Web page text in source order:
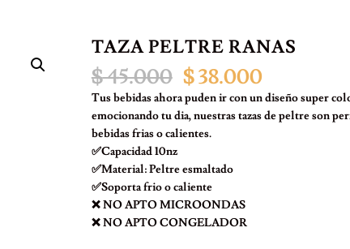
TAZA PELTRE RANAS
$45.000 El
precio
original
era:
$38.000El
precio
actual
es:
Tus bebidas ahora puden ir con un diseño super
emocionando tu dia, nuestras tazas de peltre son
bebidas frias o calientes.
✅Capacidad 10nz
✅Material: Peltre esmaltado
✅Soporta frio o caliente
❌ NO APTO MICROONDAS
❌ NO APTO CONGELADOR